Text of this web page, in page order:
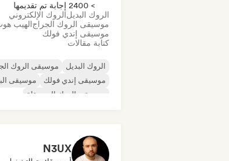
> 2400 إجابة تم تقديمها
الروك البديلالروك الإلكتروني
موسيقى الروك الجراجالهيب
موسيقى إندي فولك
كتابة مقالات
الروك البديل
موسيقى الروك
موسيقى إندي فولك
موسيقى
موسيقى الروك المستقلة
N3UX